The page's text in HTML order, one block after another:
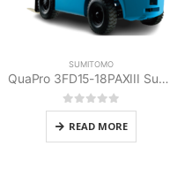
SUMITOMO
QuaPro 3FD15-18PAXIII Sumitomo
0out of 5
READ MORE